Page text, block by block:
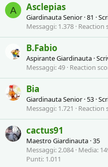
A Asclepias
Giardinauta Senior ·81 ·
Messaggi 1.378 Reaction
B.Fabio
Aspirante Giardinauta ·
Messaggi 49 Reaction
Bia
Giardinauta Senior ·53 ·
Messaggi 1.721 Reaction
cactus91
Maestro Giardinauta ·35
Messaggi 2.084 Media
Punti 1.011